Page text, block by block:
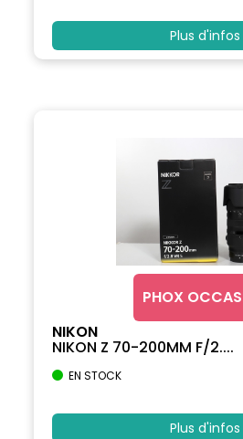
Plus d'infos
PHOX
NIKON
NIKON Z 70-200MM F/2....
EN STOCK
Plus d'infos